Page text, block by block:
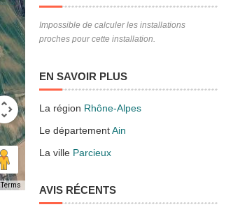
Terms
Impossible de calculer les installations
proches pour cette installation.
EN SAVOIR PLUS
La région Rhône-Alpes
Le départementAin
La ville Parcieux
AVIS RÉCENTS